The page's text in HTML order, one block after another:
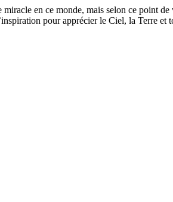
en ce monde, mais selon ce point
pour apprécier le Ciel, la Terre